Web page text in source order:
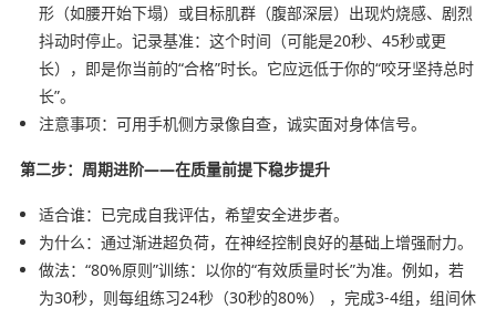
形（如腰开始下塌）或目标肌群（腹部深层）出现灼烧感、剧烈
抖动时停止。记录基准：这个时间（可能是20秒、45秒或更
长），即是你当前的“合格”时长。它应远低于你的“咬牙坚持总时
长”。
注意事项：可用手机侧方录像自查，诚实面对身体信号。
第二步：周期进阶——在质量前提下稳步提升
适合谁：已完成自我评估，希望安全进步者。
为什么：通过渐进超负荷，在神经控制良好的基础上增强耐力。
做法：“80%原则”训练：以你的“有效质量时长”为准。例如，若
为30秒，则每组练习24秒（30秒的80%） ，完成3-4组，组间休